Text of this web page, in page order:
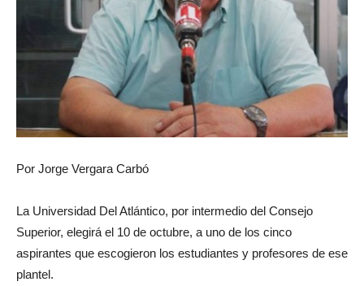
Por Jorge Vergara Carbó
La Universidad Del Atlántico, por intermedio del Consejo
Superior, elegirá el 10 de octubre, a uno de los cinco
aspirantes que escogieron los estudiantes y profesores de ese
plantel.